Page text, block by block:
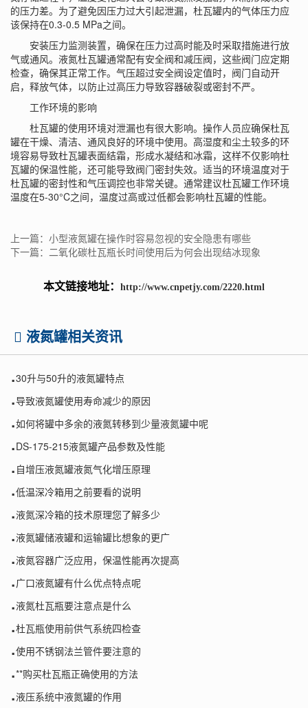
的压力差。为了避免因压力过大引起泄漏，杜瓦罐内的气体压力应
该保持在0.3-0.5 MPa之间。
安装压力监测装置，确保在压力过高时能及时采取措施进行放
气或通风。液氮杜瓦罐通常配有安全阀和减压阀，这些阀门应定期
检查，确保其正常工作。气压超过安全阀设定值时，阀门自动开
启，释放气体，以防止过高压力导致容器破裂或密封不严。
工作环境的影响
杜瓦罐的使用环境对泄漏也有很大影响。操作人员应确保杜瓦
罐在干燥、清洁、通风良好的环境中使用。高湿度和尘土较多的环
境容易导致杜瓦罐表面结霜，形成水凝结和冰霜，这样不仅影响杜
瓦罐的保温性能，还可能导致阀门密封失效。适当的环境温度对于
杜瓦罐的密封性和气压调控也非常关键。通常建议杜瓦罐工作环境
温度在5-30°C之间，温度过高或过低都会影响杜瓦罐的性能。
上一篇：小型液氮罐在操作时容易忽视的安全隐患有哪些
下一篇：二氧化碳杜瓦瓶长时间使用后为何会出现结冰现象
本文链接地址： http://www.cnpetjy.com/2220.html
液氮罐相关资讯
.30升与50升的液氮罐特点
.导致液氮罐使用寿命减少的原因
.如何将罐中多余的液氮转移到少量液氮罐中呢
.DS-175-215液氮罐产品参数及性能
. 自增压液氮罐液氮气化增压原理
.低温深冷箱用之前要看的说明
.液氮深冷箱的技术原理您了解多少
.液氮罐储液罐和运输罐比想象的更广
.液氮容器广泛应用，保温性能再次提高
.广口液氮罐有什么优点特点呢
.液氮杜瓦瓶要注意点是什么
.杜瓦瓶使用前供气系统四检查
.使用不锈钢法兰管件要注意的
.**购买杜瓦瓶正确使用的方法
.液压系统中液氮罐的作用